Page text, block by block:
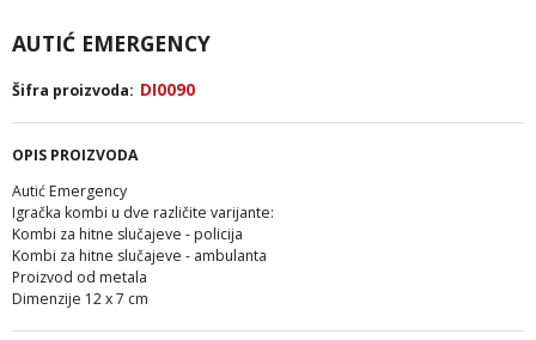
AUTIĆ EMERGENCY
Šifra proizvoda: DI0090
OPIS PROIZVODA
Autić Emergency
Igračka kombi u dve različite varijante:
Kombi za hitne slučajeve - policija
Kombi za hitne slučajeve - ambulanta
Proizvod od metala
Dimenzije 12 x 7 cm